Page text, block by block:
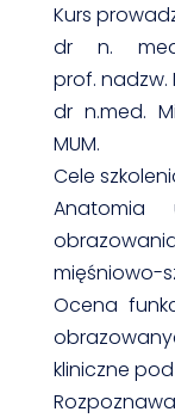
Kurs
dr n.
prof. nadzw.
dr n.med.
MUM.
Cele
Anatomia
mięśniowo-
Ocena
kliniczne